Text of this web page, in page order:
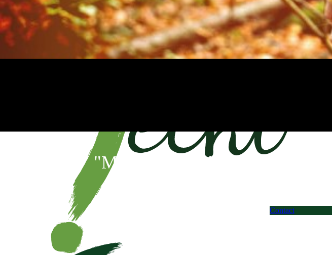
"Maaike weet eigenlijk van
brengt tot een
Contact